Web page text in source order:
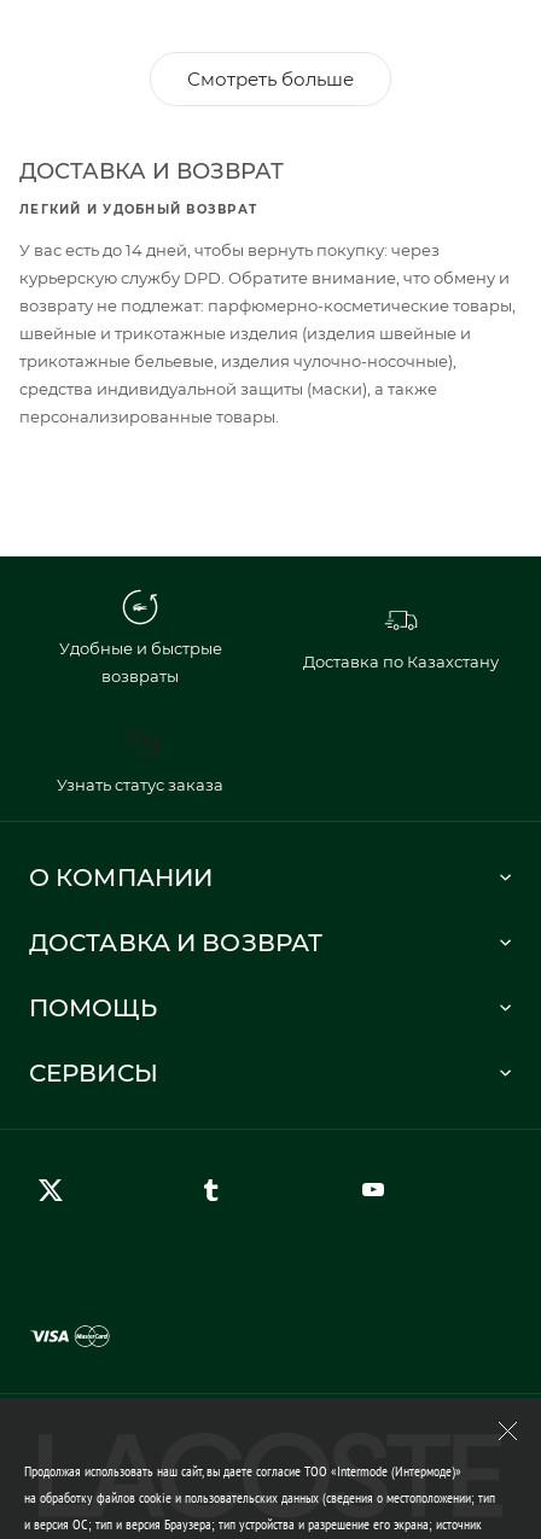
Смотреть больше
ДОСТАВКА И ВОЗВРАТ
ЛЕГКИЙ И УДОБНЫЙ ВОЗВРАТ
У вас есть до 14 дней, чтобы вернуть покупку: через
курьерскую службу DPD. Обратите внимание, что обмену и
возврату не подлежат: парфюмерно-косметические товары,
швейные и трикотажные изделия (изделия швейные и
трикотажные бельевые, изделия чулочно-носочные),
средства индивидуальной защиты (маски), а также
персонализированные товары.
Удобные и быстрые
возвраты
Доставка по Казахстану
Узнать статус заказа
О КОМПАНИИ
Политика в отношении обработки персональных данных
ДОСТАВКА И ВОЗВРАТ
Информация о доставке
Правила возврата
ПОМОЩЬ
Карта сайта
СЕРВИСЫ
Продолжая использовать наш сайт, вы даете согласие ТОО «Intermode (Интермоде)»
на обработку файлов cookie и пользовательских данных (сведения о местоположении; тип
и версия ОС; тип и версия Браузера; тип устройства и разрешение его экрана; источник